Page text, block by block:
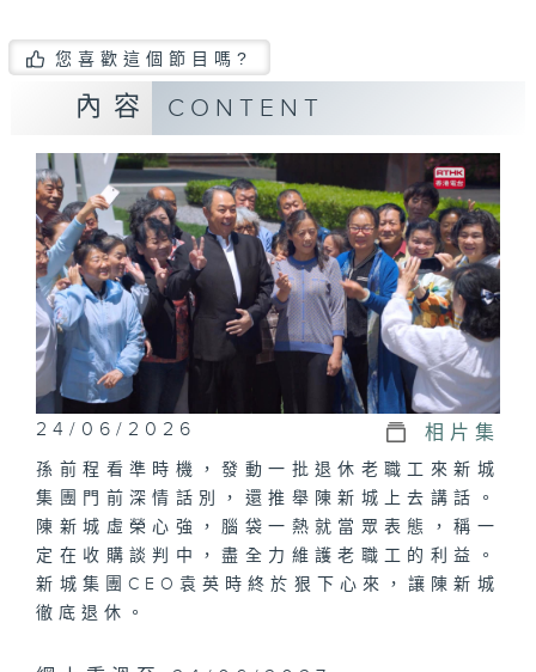
您喜歡這個節目嗎?
內容 CONTENT
24/06/2026 相片集
孫前程看準時機，發動一批退休老職工來新城
集團門前深情話別，還推舉陳新城上去講話。
陳新城虛榮心強，腦袋一熱就當眾表態，稱一
定在收購談判中，盡全力維護老職工的利益。
新城集團CEO袁英時終於狠下心來，讓陳新城
徹底退休。